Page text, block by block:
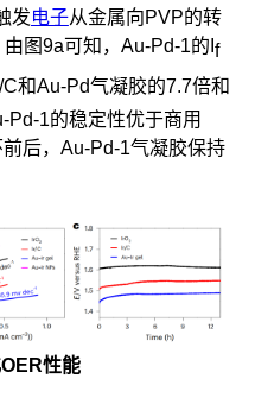
发电子从金属向PVP的转
图9a可知，Au-Pd-1的I f
和Au-Pd气凝胶的7.7倍和
Pd-1的稳定性优于商用
后，Au-Pd-1气凝胶保持
性能